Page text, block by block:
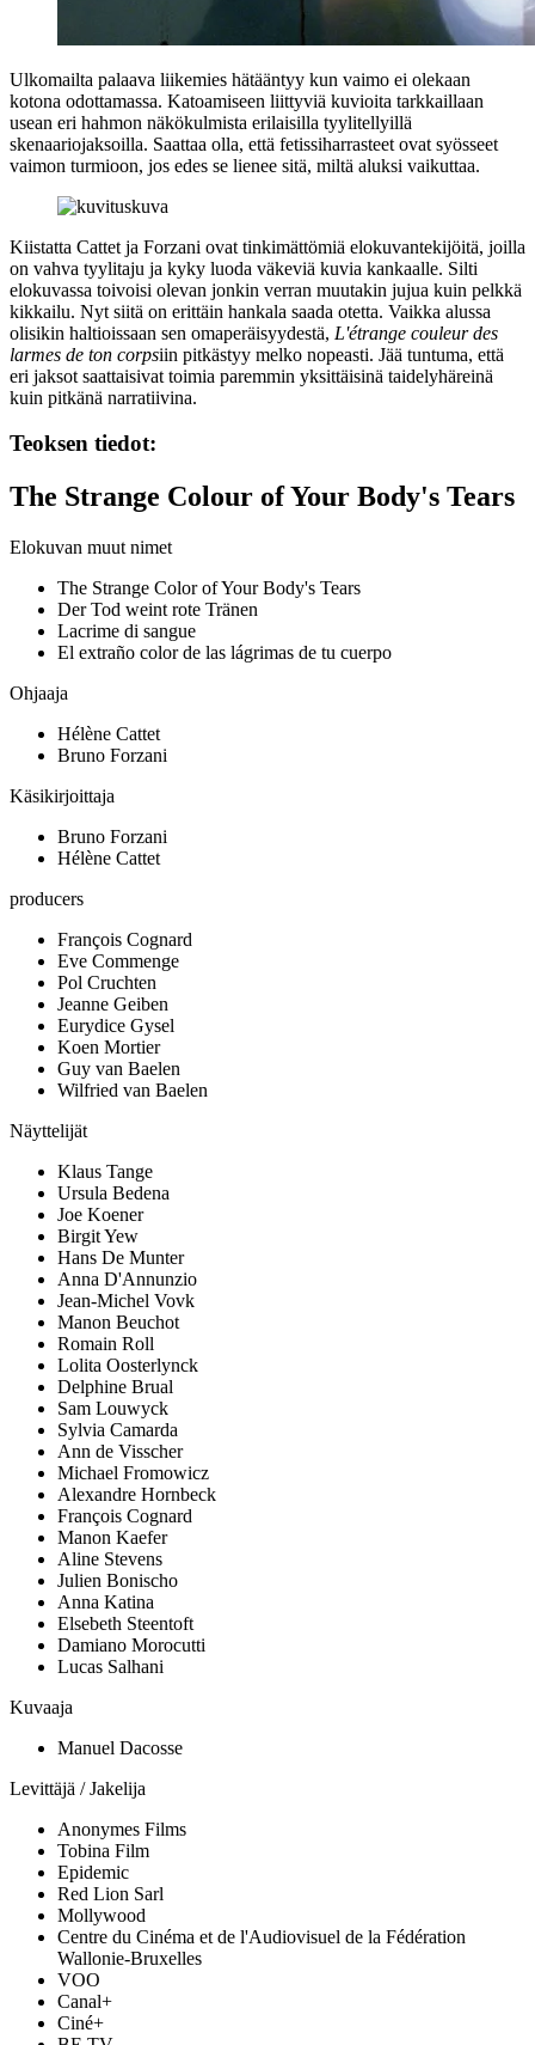
Ulkomailta palaava liikemies hätääntyy kun vaimo ei olekaan
kotona odottamassa. Katoamiseen liittyviä kuvioita tarkkaillaan
usean eri hahmon näkökulmista erilaisilla tyylitellyillä
skenaariojaksoilla. Saattaa olla, että fetissiharrasteet ovat syösseet
vaimon turmioon, jos edes se lienee sitä, miltä aluksi vaikuttaa.
Kiistatta Cattet ja Forzani ovat tinkimättömiä elokuvantekijöitä, joilla
on vahva tyylitaju ja kyky luoda väkeviä kuvia kankaalle. Silti
elokuvassa toivoisi olevan jonkin verran muutakin jujua kuin pelkkä
kikkailu. Nyt siitä on erittäin hankala saada otetta. Vaikka alussa
olisikin haltioissaan sen omaperäisyydestä, L'étrange couleur des
larmes de ton corpsiin pitkästyy melko nopeasti. Jää tuntuma, että
eri jaksot saattaisivat toimia paremmin yksittäisinä taidelyhäreinä
kuin pitkänä narratiivina.
Teoksen tiedot:
The Strange Colour of Your Body's Tears
Elokuvan muut nimet
The Strange Color of Your Body's Tears
Der Tod weint rote Tränen
Lacrime di sangue
El extraño color de las lágrimas de tu cuerpo
Ohjaaja
Hélène Cattet
Bruno Forzani
Käsikirjoittaja
Bruno Forzani
Hélène Cattet
producers
François Cognard
Eve Commenge
Pol Cruchten
Jeanne Geiben
Eurydice Gysel
Koen Mortier
Guy van Baelen
Wilfried van Baelen
Näyttelijät
Klaus Tange
Ursula Bedena
Joe Koener
Birgit Yew
Hans De Munter
Anna D'Annunzio
Jean-Michel Vovk
Manon Beuchot
Romain Roll
Lolita Oosterlynck
Delphine Brual
Sam Louwyck
Sylvia Camarda
Ann de Visscher
Michael Fromowicz
Alexandre Hornbeck
François Cognard
Manon Kaefer
Aline Stevens
Julien Bonischo
Anna Katina
Elsebeth Steentoft
Damiano Morocutti
Lucas Salhani
Kuvaaja
Manuel Dacosse
Levittäjä / Jakelija
Anonymes Films
Tobina Film
Epidemic
Red Lion Sarl
Mollywood
Centre du Cinéma et de l'Audiovisuel de la Fédération
Wallonie-Bruxelles
VOO
Canal+
Ciné+